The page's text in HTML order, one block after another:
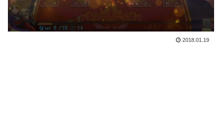
2018.01.19